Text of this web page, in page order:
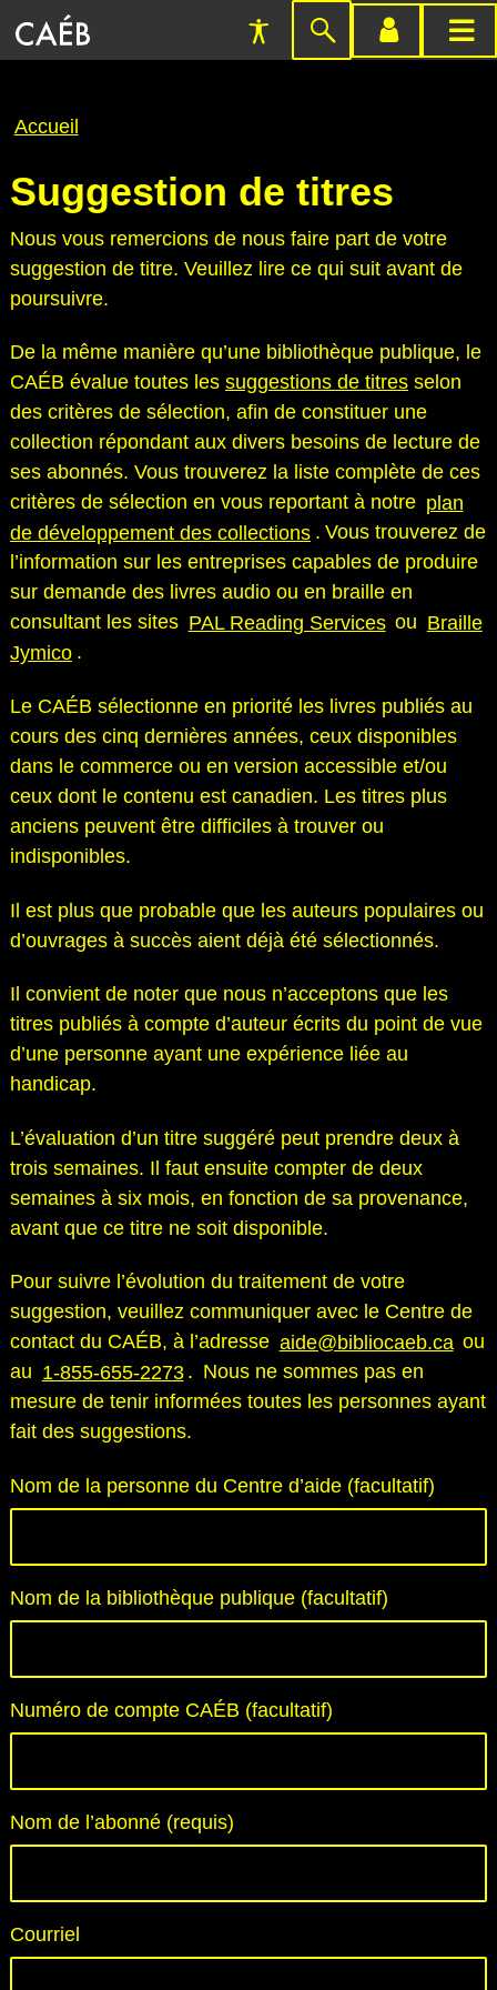
Préférences
d'accessibilité
Passer
menu
menu
Fil
Accueil
Suggestion de titres
Nous vous remercions de nous faire part de votre
suggestion de titre. Veuillez lire ce qui suit avant de
poursuivre.
De la même manière qu’une bibliothèque publique, le
CAÉB évalue toutes les suggestions de titres selon
des critères de sélection, afin de constituer une
collection répondant aux divers besoins de lecture de
ses abonnés. Vous trouverez la liste complète de ces
critères de sélection en vous reportant à notre plan
de développement des collections . Vous trouverez de
l’information sur les entreprises capables de produire
sur demande des livres audio ou en braille en
consultant les sites PAL Reading Services ou Braille
Jymico .
Le CAÉB sélectionne en priorité les livres publiés au
cours des cinq dernières années, ceux disponibles
dans le commerce ou en version accessible et/ou
ceux dont le contenu est canadien. Les titres plus
anciens peuvent être difficiles à trouver ou
indisponibles.
Il est plus que probable que les auteurs populaires ou
d’ouvrages à succès aient déjà été sélectionnés.
Il convient de noter que nous n’acceptons que les
titres publiés à compte d’auteur écrits du point de vue
d’une personne ayant une expérience liée au
handicap.
L’évaluation d’un titre suggéré peut prendre deux à
trois semaines. Il faut ensuite compter de deux
semaines à six mois, en fonction de sa provenance,
avant que ce titre ne soit disponible.
Pour suivre l’évolution du traitement de votre
suggestion, veuillez communiquer avec le Centre de
contact du CAÉB, à l’adresse aide@bibliocaeb.ca ou
au 1-855-655-2273 . Nous ne sommes pas en
mesure de tenir informées toutes les personnes ayant
fait des suggestions.
Nom de la personne du Centre d’aide (facultatif)
Nom de la bibliothèque publique (facultatif)
Numéro de compte CAÉB (facultatif)
Nom de l’abonné (requis)
Courriel